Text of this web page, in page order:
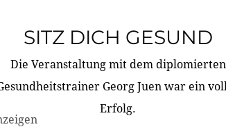
SITZ DICH GESUND
Die Veranstaltung mit dem diplomierten
Georg Juen war ein
Erfolg.